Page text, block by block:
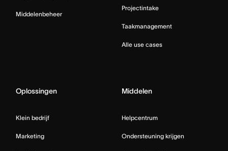
Middelenbeheer
Projectintake
Taakmanagement
Alle use cases
Oplossingen
Klein bedrijf
Marketing
Middelen
Helpcentrum
Ondersteuning krijgen